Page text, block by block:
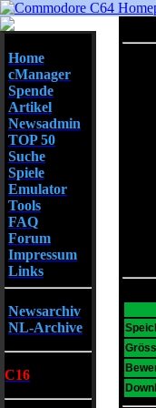
Home
cManager
Spende
Artikel
Newsadmin
TOP 50
Suche
Spiele
Emulator
Tools
FAQ
Forum
Impressum
Links
Newsarchiv
NL-Archive
C16